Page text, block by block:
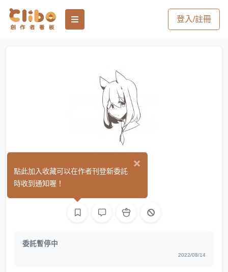
登入/註冊
蒳 (0)
委託暫停中
2022/08/14
×
點此加入收藏可以在作者刊登新委託
時收到通知喔！